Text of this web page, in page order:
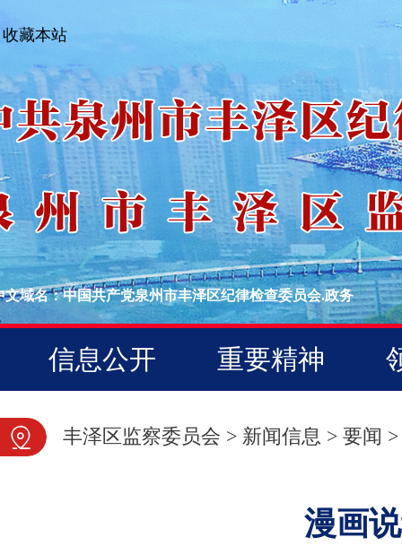
收藏本站
文域名：中国共产党泉州市丰泽区纪律检查委员会.政务
信息公开 重要精神
图片新闻
丰泽区监察委员会 > 新闻信息 > 要闻 >
漫画